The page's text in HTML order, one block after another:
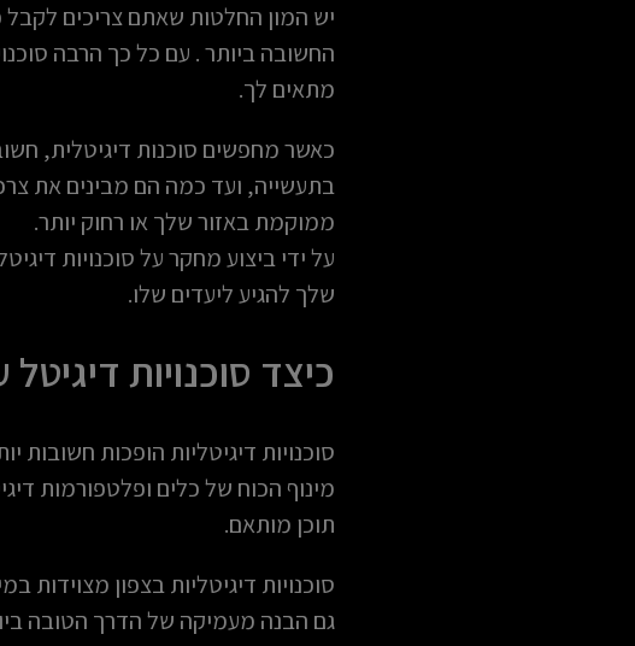
יש המון החלטות שאתם צריכים
החשובה ביותר . עם כל כך הרבה
מתאים לך.
כאשר מחפשים סוכנות דיגיטלית,
בתעשייה, ועד כמה הם מבינים את
ממוקמת באזור שלך או רחוק יותר.
על ידי ביצוע מחקר על סוכנויות
שלך להגיע ליעדים שלו.
כיצד סוכנויות
סוכנויות דיגיטליות הופכות חשובות
מינוף הכוח של כלים ופלטפורמות
תוכן מותאם.
סוכנויות דיגיטליות בצפון
גם הבנה מעמיקה של הדרך הטובה